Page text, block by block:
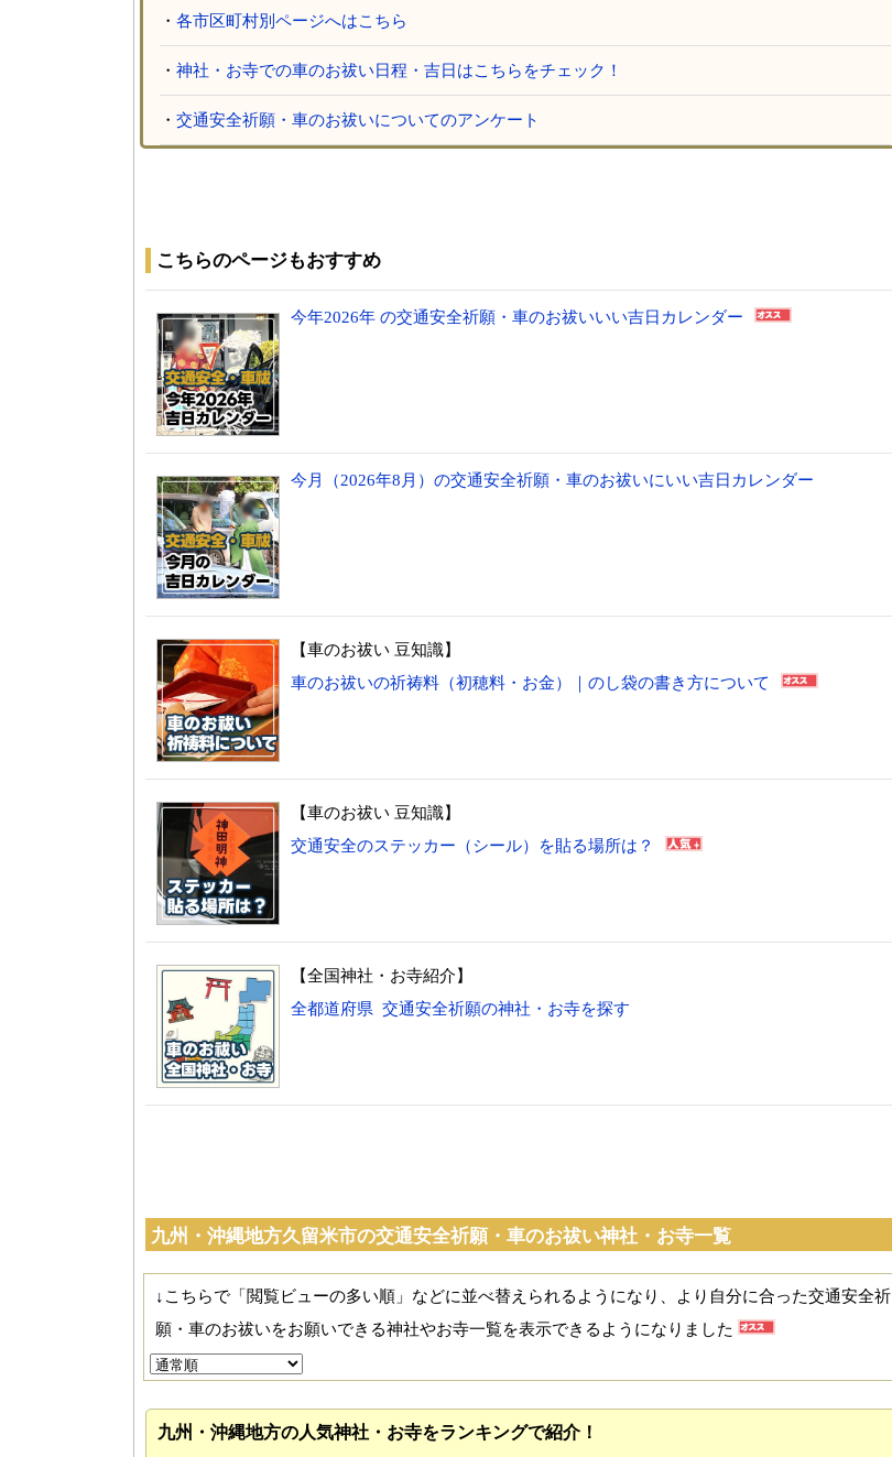
・ 各市区町村別ページへはこちら
・ 神社・お寺での車のお祓い日程・吉日はこちらをチェック！
・ 交通安全祈願・車のお祓いについてのアンケート
こちらのページもおすすめ
今年2026年 の交通安全祈願・車のお祓いいい吉日カレンダー
今月（2026年8月）の交通安全祈願・車のお祓いにいい吉日カレンダー
【車のお祓い 豆知識】
車のお祓いの祈祷料（初穂料・お金）｜のし袋の書き方について
【車のお祓い 豆知識】
交通安全のステッカー（シール）を貼る場所は？
【全国神社・お寺紹介】
全都道府県 交通安全祈願の神社・お寺を探す
九州・沖縄地方久留米市の交通安全祈願・車のお祓い神社・お寺一覧
↓こちらで「閲覧ビューの多い順」などに並べ替えられるようになり、より自分に合った交通安全祈
願・車のお祓いをお願いできる神社やお寺一覧を表示できるようになりました
九州・沖縄地方の人気神社・お寺をランキングで紹介！